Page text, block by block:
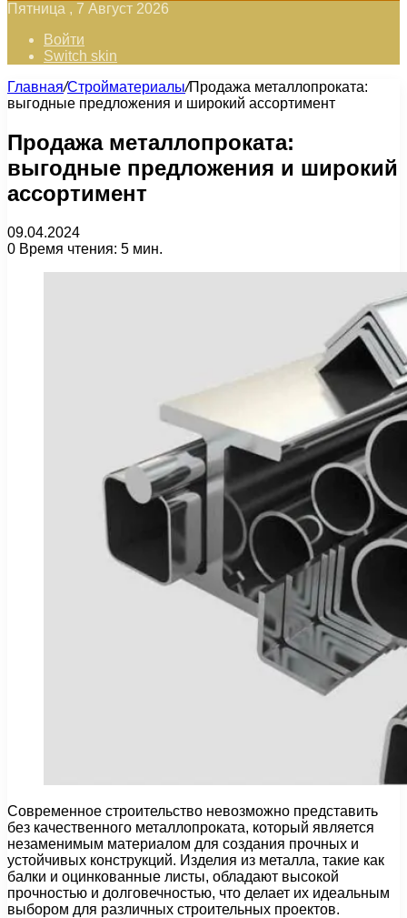
Пятница , 7 Август 2026
Войти
Switch skin
Главная/Стройматериалы/Продажа металлопроката:
выгодные предложения и широкий ассортимент
Продажа металлопроката:
выгодные предложения и широкий
ассортимент
09.04.2024
0 Время чтения: 5 мин.
Современное строительство невозможно представить
без качественного металлопроката, который является
незаменимым материалом для создания прочных и
устойчивых конструкций. Изделия из металла, такие как
балки и оцинкованные листы, обладают высокой
прочностью и долговечностью, что делает их идеальным
выбором для различных строительных проектов.